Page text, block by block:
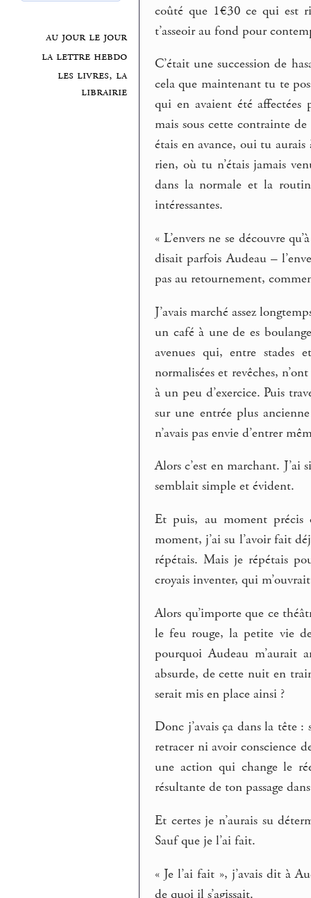
au jour le jour
la lettre hebdo
les livres, la
librairie
coûté que 1€30 ce qui est
t’asseoir au fond pour
C’était une succession de
cela que maintenant tu te
qui en avaient été affectées
mais sous cette contrainte
étais en avance, oui tu
rien, où tu n’étais jamais
dans la normale et la
intéressantes.
« L’envers ne se découvre
disait parfois Audeau –
pas au retournement,
J’avais marché assez
un café à une de es
avenues qui, entre stades
normalisées et revêches,
à un peu d’exercice. Puis
sur une entrée plus
n’avais pas envie d’entrer
Alors c’est en marchant. J’ai
semblait simple et évident.
Et puis, au moment précis
moment, j’ai su l’avoir fait
répétais. Mais je répétais
croyais inventer, qui
Alors qu’importe que ce
le feu rouge, la petite vie
pourquoi Audeau m’aurait
absurde, de cette nuit en
serait mis en place ainsi ?
Donc j’avais ça dans la tête
retracer ni avoir conscience
une action qui change le
résultante de ton passage
Et certes je n’aurais su
Sauf que je l’ai fait.
« Je l’ai fait », j’avais dit à
de quoi il s’agissait.